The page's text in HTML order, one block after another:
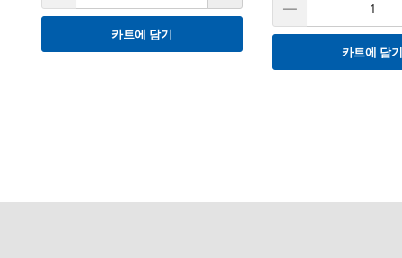
카트에 담기
카트에 담